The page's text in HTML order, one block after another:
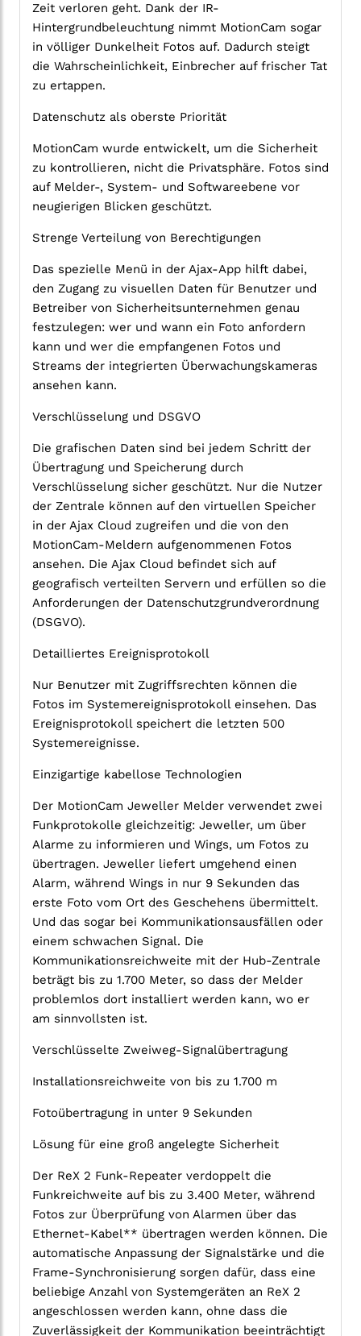
Zeit verloren geht. Dank der IR-
Hintergrundbeleuchtung nimmt MotionCam sogar
in völliger Dunkelheit Fotos auf. Dadurch steigt
die Wahrscheinlichkeit, Einbrecher auf frischer Tat
zu ertappen.
Datenschutz als oberste Priorität
MotionCam wurde entwickelt, um die Sicherheit
zu kontrollieren, nicht die Privatsphäre. Fotos sind
auf Melder-, System- und Softwareebene vor
neugierigen Blicken geschützt.
Strenge Verteilung von Berechtigungen
Das spezielle Menü in der Ajax-App hilft dabei,
den Zugang zu visuellen Daten für Benutzer und
Betreiber von Sicherheitsunternehmen genau
festzulegen: wer und wann ein Foto anfordern
kann und wer die empfangenen Fotos und
Streams der integrierten Überwachungskameras
ansehen kann.
Verschlüsselung und DSGVO
Die grafischen Daten sind bei jedem Schritt der
Übertragung und Speicherung durch
Verschlüsselung sicher geschützt. Nur die Nutzer
der Zentrale können auf den virtuellen Speicher
in der Ajax Cloud zugreifen und die von den
MotionCam-Meldern aufgenommenen Fotos
ansehen. Die Ajax Cloud befindet sich auf
geografisch verteilten Servern und erfüllen so die
Anforderungen der Datenschutzgrundverordnung
(DSGVO).
Detailliertes Ereignisprotokoll
Nur Benutzer mit Zugriffsrechten können die
Fotos im Systemereignisprotokoll einsehen. Das
Ereignisprotokoll speichert die letzten 500
Systemereignisse.
Einzigartige kabellose Technologien
Der MotionCam Jeweller Melder verwendet zwei
Funkprotokolle gleichzeitig: Jeweller, um über
Alarme zu informieren und Wings, um Fotos zu
übertragen. Jeweller liefert umgehend einen
Alarm, während Wings in nur 9 Sekunden das
erste Foto vom Ort des Geschehens übermittelt.
Und das sogar bei Kommunikationsausfällen oder
einem schwachen Signal. Die
Kommunikationsreichweite mit der Hub-Zentrale
beträgt bis zu 1.700 Meter, so dass der Melder
problemlos dort installiert werden kann, wo er
am sinnvollsten ist.
Verschlüsselte Zweiweg-Signalübertragung
Installationsreichweite von bis zu 1.700 m
Fotoübertragung in unter 9 Sekunden
Lösung für eine groß angelegte Sicherheit
Der ReX 2 Funk-Repeater verdoppelt die
Funkreichweite auf bis zu 3.400 Meter, während
Fotos zur Überprüfung von Alarmen über das
Ethernet-Kabel** übertragen werden können. Die
automatische Anpassung der Signalstärke und die
Frame-Synchronisierung sorgen dafür, dass eine
beliebige Anzahl von Systemgeräten an ReX 2
angeschlossen werden kann, ohne dass die
Zuverlässigkeit der Kommunikation beeinträchtigt